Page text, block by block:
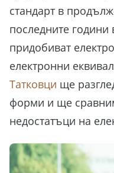
стандарт в
последните години
придобиват
електронни
Татковци ще
форми и ще
недостатъци на